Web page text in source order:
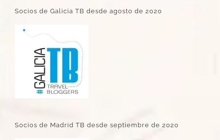
Socios de Galicia TB desde agosto de 2020
Socios de Madrid TB desde septiembre de 2020